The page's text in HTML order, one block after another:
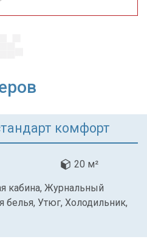
комфорт
20 м²
кабина, Журнальный
белья, Утюг, Холодильник,